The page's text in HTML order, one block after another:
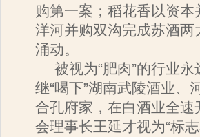
购第一案；稻花香以资
洋河并购双沟完成苏酒
涌动。
被视为“肥肉”的行业
继“喝下”湖南武陵酒业
合孔府家，在白酒业全
会理事长王延才视为“标